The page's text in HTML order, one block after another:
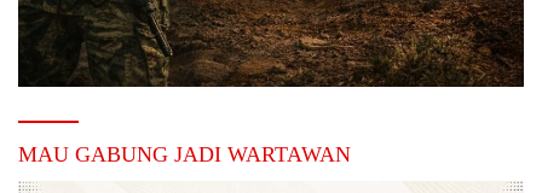
MAU GABUNG JADI WARTAWAN